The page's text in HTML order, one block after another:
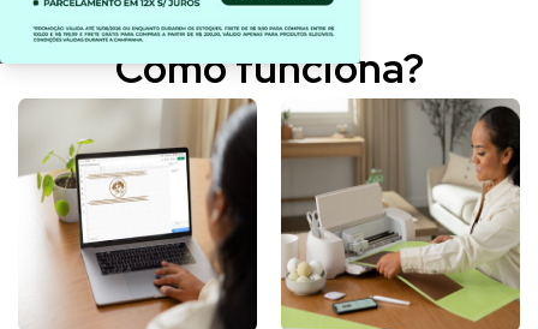
Como funciona?